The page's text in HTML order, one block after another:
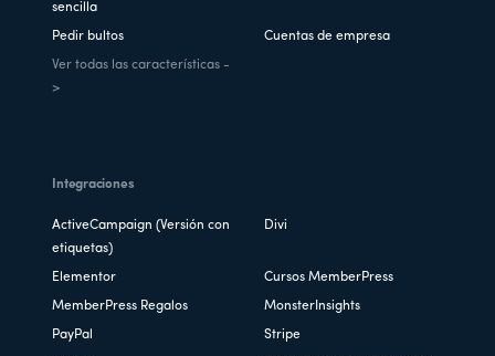
sencilla
Pedir bultos Cuentas de empresa
Ver todas las características -
>
Integraciones
ActiveCampaign (Versión con
etiquetas)
Divi
Elementor Cursos MemberPress
MemberPress Regalos MonsterInsights
PayPal Stripe